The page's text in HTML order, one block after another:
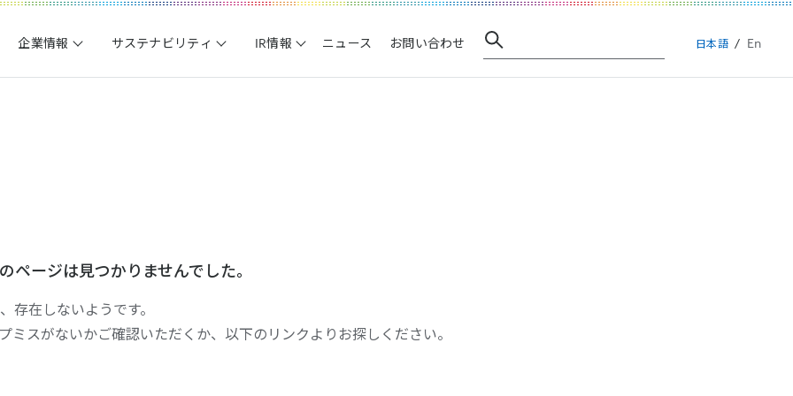
企業情報 サステナビリティ IR情報 ニュース お問い合わせ 日本語 En
ページは見つかりませんでした。
存在しないようです。
ミスがないかご確認いただくか、以下のリンクよりお探しください。